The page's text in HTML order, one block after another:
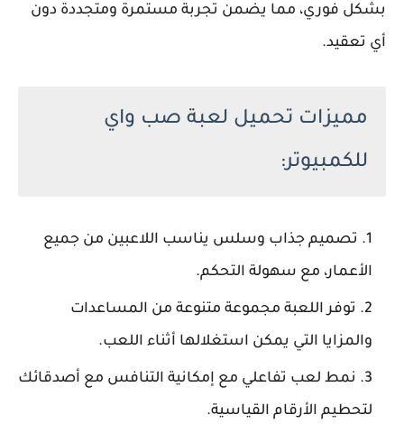
بشكل فوري، مما يضمن تجربة مستمرة ومتجددة دون
أي تعقيد.
مميزات تحميل لعبة صب واي
للكمبيوتر:
تصميم جذاب وسلس يناسب اللاعبين من جميع
الأعمار، مع سهولة التحكم.
توفر اللعبة مجموعة متنوعة من المساعدات
والمزايا التي يمكن استغلالها أثناء اللعب.
نمط لعب تفاعلي مع إمكانية التنافس مع أصدقائك
لتحطيم الأرقام القياسية.